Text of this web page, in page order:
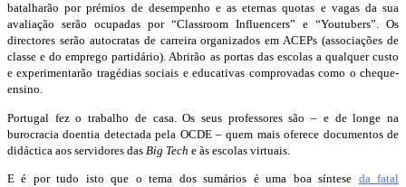
batalharão por prémios de desempenho e as eternas quotas e vagas da sua
avaliação serão ocupadas por “Classroom Influencers” e “Youtubers”. Os
directores serão autocratas de carreira organizados em ACEPs (associações de
classe e do emprego partidário). Abrirão as portas das escolas a qualquer custo
e experimentarão tragédias sociais e educativas comprovadas como o cheque-
ensino.
Portugal fez o trabalho de casa. Os seus professores são – e de longe na
burocracia doentia detectada pela OCDE – quem mais oferece documentos de
didáctica aos servidores das Big Tech e às escolas virtuais.
E é por tudo isto que o tema dos sumários é uma boa síntese da fatal